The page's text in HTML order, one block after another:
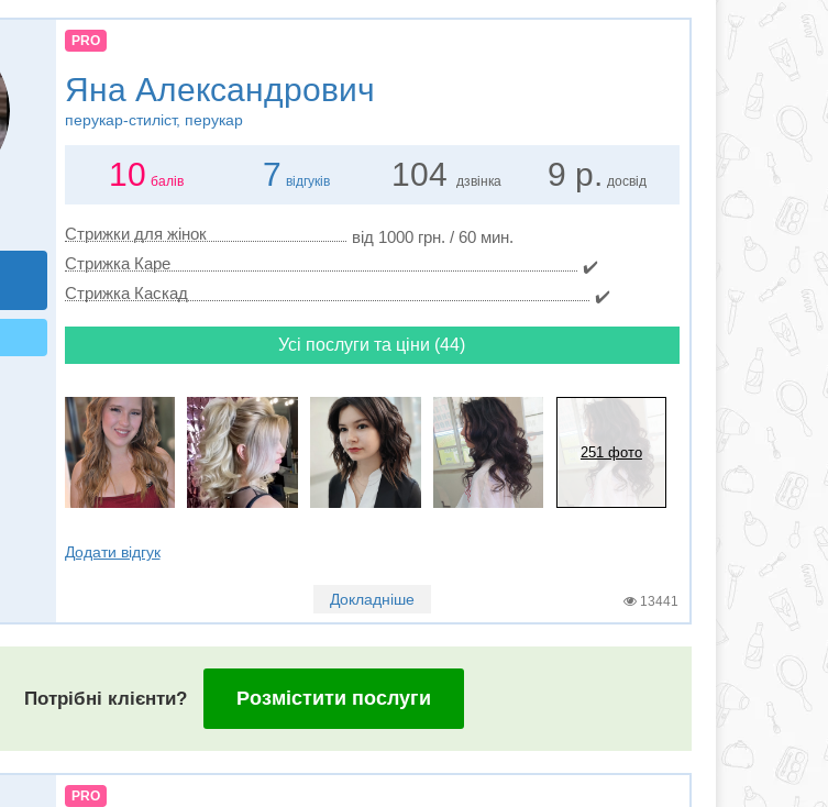
PRO
Яна Александрович
перукар-стиліст, перукар
10 балів 7 відгуків 104 дзвінка 9 р. досвід
Стрижки для жінок
від 1000 грн. / 60 мин.
Стрижка Каре
✔️
Стрижка Каскад
✔️
Усі послуги та ціни (44)
251 фото
Додати відгук
Докладніше 13441
Потрібні клієнти? Розмістити послуги
PRO